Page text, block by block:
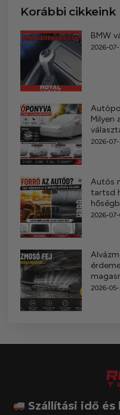
Korábbi cikkeink
BMW
2026-
Milyen
2026-
Autós
tartsd
2026-
2026-
Szállítási idő